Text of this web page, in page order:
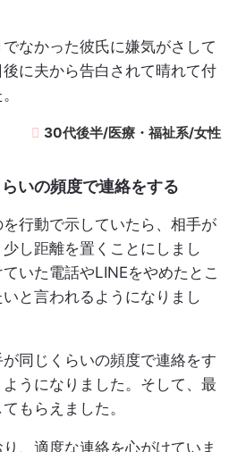
なかった彼氏に嫌気がさして
に夫から告白されて晴れて付
30代後半/医療・福祉系/女性
いの頻度で連絡をする
を行動で示していたら、相手が
し距離を置くことにしまし
いた電話やLINEをやめたとこ
と言われるようになりまし
同じくらいの頻度で連絡をす
うになりました。そして、最
もらえました。
、適度な連絡を心がけていま